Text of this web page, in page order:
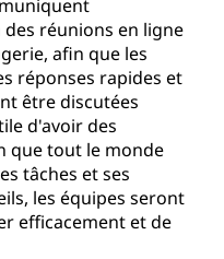
réunions en ligne
afin que les
réponses rapides et
être discutées
d'avoir des
que tout le monde
tâches et ses
les équipes seront
efficacement et de